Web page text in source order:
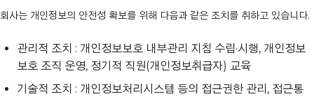
회사는 개인정보의 안전성 확보를 위해 다음과 같은 조치를 취하고 있습니다.
관리적 조치 : 개인정보보호 내부관리 지침 수립·시행, 개인정보
보호 조직 운영, 정기적 직원(개인정보취급자) 교육
기술적 조치 : 개인정보처리시스템 등의 접근권한 관리, 접근통